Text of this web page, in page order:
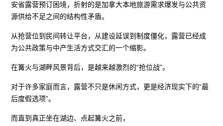
安省露营预订困境，折射的是加拿大本地旅游需求爆发与公共资
源供给不足之间的结构性矛盾。
从抢营位到民间转让平台，从建设延误到制度僵化，露营已经成
为公共政策与中产生活方式交汇的一个缩影。
在篝火与湖畔风景背后，是越来越激烈的“抢位战”。
对于许多家庭而言，露营不只是休闲方式，更是经济现实下的“最
后度假选项”。
而直到真正坐在湖边、点起篝火之前，